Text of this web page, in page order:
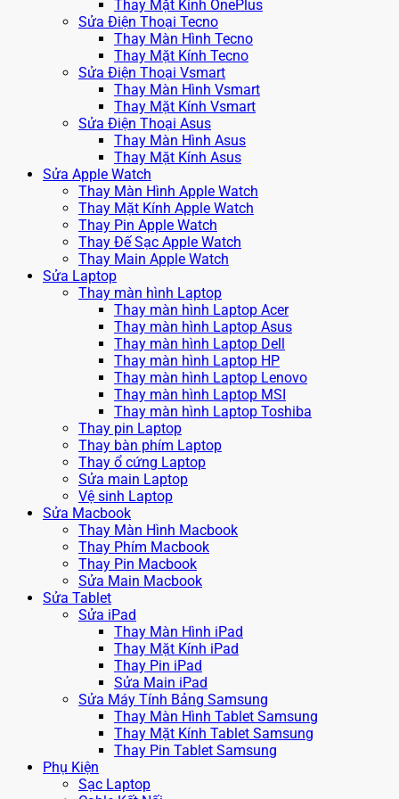
Thay Mặt Kính OnePlus
Sửa Điện Thoại Tecno
Thay Màn Hình Tecno
Thay Mặt Kính Tecno
Sửa Điện Thoại Vsmart
Thay Màn Hình Vsmart
Thay Mặt Kính Vsmart
Sửa Điện Thoại Asus
Thay Màn Hình Asus
Thay Mặt Kính Asus
Sửa Apple Watch
Thay Màn Hình Apple Watch
Thay Mặt Kính Apple Watch
Thay Pin Apple Watch
Thay Đế Sạc Apple Watch
Thay Main Apple Watch
Sửa Laptop
Thay màn hình Laptop
Thay màn hình Laptop Acer
Thay màn hình Laptop Asus
Thay màn hình Laptop Dell
Thay màn hình Laptop HP
Thay màn hình Laptop Lenovo
Thay màn hình Laptop MSI
Thay màn hình Laptop Toshiba
Thay pin Laptop
Thay bàn phím Laptop
Thay ổ cứng Laptop
Sửa main Laptop
Vệ sinh Laptop
Sửa Macbook
Thay Màn Hình Macbook
Thay Phím Macbook
Thay Pin Macbook
Sửa Main Macbook
Sửa Tablet
Sửa iPad
Thay Màn Hình iPad
Thay Mặt Kính iPad
Thay Pin iPad
Sửa Main iPad
Sửa Máy Tính Bảng Samsung
Thay Màn Hình Tablet Samsung
Thay Mặt Kính Tablet Samsung
Thay Pin Tablet Samsung
Phụ Kiện
Sạc Laptop